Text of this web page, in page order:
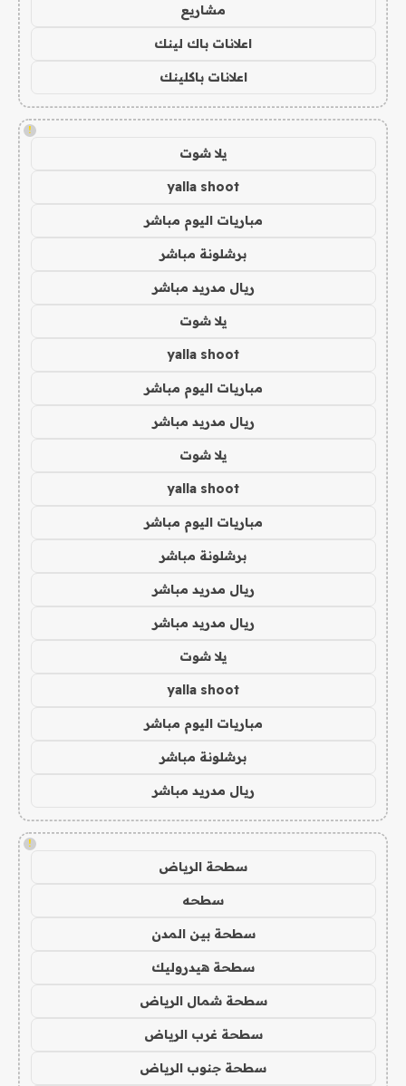
مشاريع
اعلانات باك لينك
اعلانات باكلينك
!
يلا شوت
yalla shoot
مباريات اليوم مباشر
برشلونة مباشر
ريال مدريد مباشر
يلا شوت
yalla shoot
مباريات اليوم مباشر
ريال مدريد مباشر
يلا شوت
yalla shoot
مباريات اليوم مباشر
برشلونة مباشر
ريال مدريد مباشر
ريال مدريد مباشر
يلا شوت
yalla shoot
مباريات اليوم مباشر
برشلونة مباشر
ريال مدريد مباشر
!
سطحة الرياض
سطحه
سطحة بين المدن
سطحة هيدروليك
سطحة شمال الرياض
سطحة غرب الرياض
سطحة جنوب الرياض